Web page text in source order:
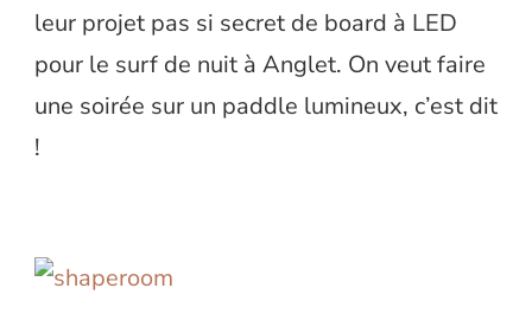
leur projet pas si secret de board à LED
pour le surf de nuit à Anglet. On veut faire
une soirée sur un paddle lumineux, c’est dit
!